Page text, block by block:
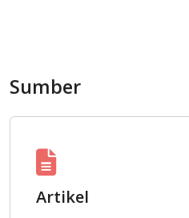
Sumber
Artikel